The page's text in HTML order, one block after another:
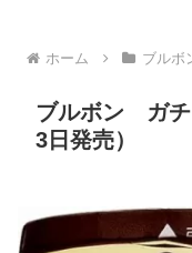
ホーム ブルボ
ブルボン ガチ
3日発売）